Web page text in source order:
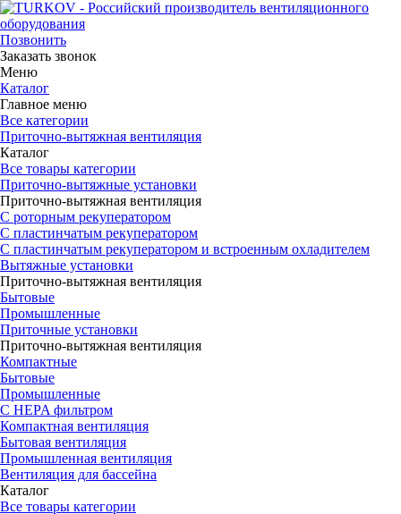
Позвонить
Заказать звонок
Меню
Каталог
Главное меню
Все категории
Приточно-вытяжная вентиляция
Каталог
Все товары категории
Приточно-вытяжные установки
Приточно-вытяжная вентиляция
С роторным рекуператором
С пластинчатым рекуператором
С пластинчатым рекуператором и встроенным охладителем
Вытяжные установки
Приточно-вытяжная вентиляция
Бытовые
Промышленные
Приточные установки
Приточно-вытяжная вентиляция
Компактные
Бытовые
Промышленные
С HEPA фильтром
Компактная вентиляция
Бытовая вентиляция
Промышленная вентиляция
Вентиляция для бассейна
Каталог
Все товары категории